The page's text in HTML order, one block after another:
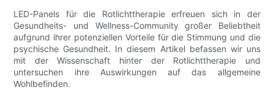
LED-Panels für die Rotlichttherapie erfreuen sich in der
Gesundheits- und Wellness-Community großer Beliebtheit
aufgrund ihrer potenziellen Vorteile für die Stimmung und die
psychische Gesundheit. In diesem Artikel befassen wir uns
mit der Wissenschaft hinter der Rotlichttherapie und
untersuchen ihre Auswirkungen auf das allgemeine
Wohlbefinden.